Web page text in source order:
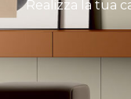
Realizza la tua